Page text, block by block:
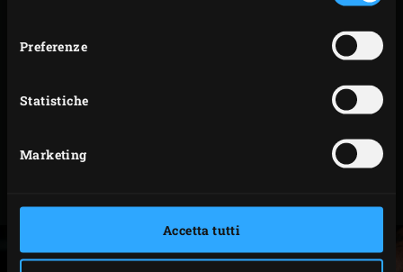
Preferenze
Statistiche
Marketing
Accetta tutti
Mescolare le verdure di tanto in tanto. Chiudere il
minuti fino a quando il filetto di platessa non
verdure sono morbide. È possibile misurare la